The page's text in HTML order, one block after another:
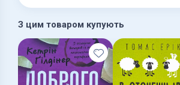
З цим товаром купують